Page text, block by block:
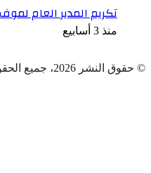
تكريم المدير العام
منذ 3 أسابيع
© حقوق النشر 2026، جميع الحقوق محفوظة، تصميم